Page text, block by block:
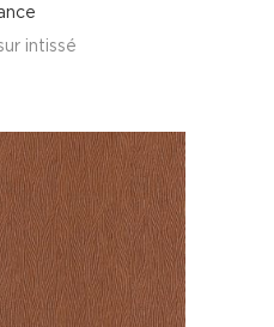
intissé